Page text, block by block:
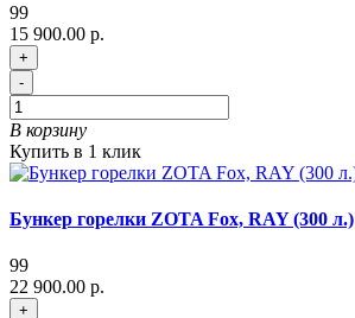
99
15 900.00 р.
+
-
В корзину
Купить в 1 клик
Бункер горелки ZOTA Fox, RAY (300 л.)
99
22 900.00 р.
+